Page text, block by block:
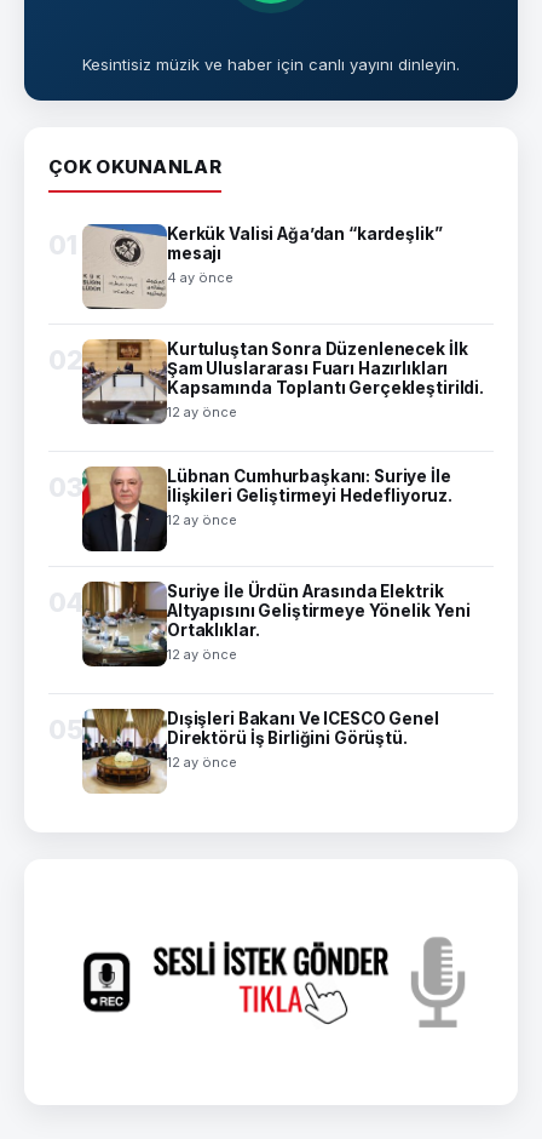
Kesintisiz müzik ve haber için canlı yayını dinleyin.
ÇOK OKUNANLAR
01
Kerkük Valisi Ağa’dan “kardeşlik”
mesajı
4 ay önce
02
Kurtuluştan Sonra Düzenlenecek İlk
Şam Uluslararası Fuarı Hazırlıkları
Kapsamında Toplantı Gerçekleştirildi.
12 ay önce
03
Lübnan Cumhurbaşkanı: Suriye İle
İlişkileri Geliştirmeyi Hedefliyoruz.
12 ay önce
04
Suriye İle Ürdün Arasında Elektrik
Altyapısını Geliştirmeye Yönelik Yeni
Ortaklıklar.
12 ay önce
05
Dışişleri Bakanı Ve ICESCO Genel
Direktörü İş Birliğini Görüştü.
12 ay önce